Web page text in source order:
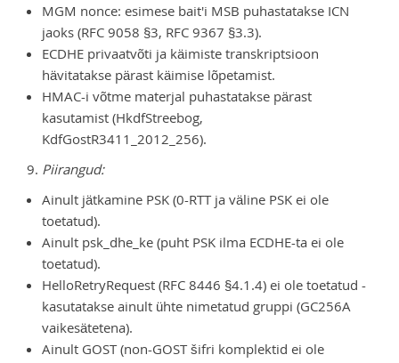
MGM nonce: esimese bait'i MSB puhastatakse ICN
jaoks (RFC 9058 §3, RFC 9367 §3.3).
ECDHE privaatvõti ja käimiste transkriptsioon
hävitatakse pärast käimise lõpetamist.
HMAC-i võtme materjal puhastatakse pärast
kasutamist (HkdfStreebog,
KdfGostR3411_2012_256).
Piirangud:
Ainult jätkamine PSK (0-RTT ja väline PSK ei ole
toetatud).
Ainult psk_dhe_ke (puht PSK ilma ECDHE-ta ei ole
toetatud).
HelloRetryRequest (RFC 8446 §4.1.4) ei ole toetatud -
kasutatakse ainult ühte nimetatud gruppi (GC256A
vaikesätetena).
Ainult GOST (non-GOST šifri komplektid ei ole